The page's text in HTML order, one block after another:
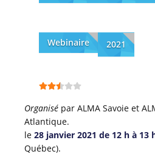
Webinaire 2021
Organisé par ALMA Savoie et
Atlantique.
le 28 janvier 2021 de 12 h à 13
Québec).